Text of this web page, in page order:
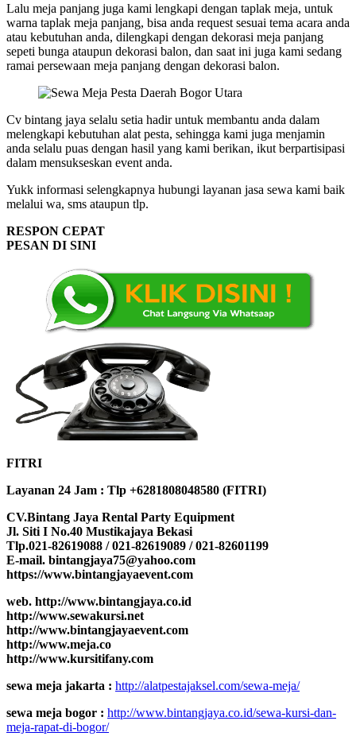
Lalu meja panjang juga kami lengkapi dengan taplak meja, untuk
warna taplak meja panjang, bisa anda request sesuai tema acara anda
atau kebutuhan anda, dilengkapi dengan dekorasi meja panjang
sepeti bunga ataupun dekorasi balon, dan saat ini juga kami sedang
ramai persewaan meja panjang dengan dekorasi balon.
Cv bintang jaya selalu setia hadir untuk membantu anda dalam
melengkapi kebutuhan alat pesta, sehingga kami juga menjamin
anda selalu puas dengan hasil yang kami berikan, ikut berpartisipasi
dalam mensukseskan event anda.
Yukk informasi selengkapnya hubungi layanan jasa sewa kami baik
melalui wa, sms ataupun tlp.
RESPON CEPAT
PESAN DI SINI
FITRI
Layanan 24 Jam : Tlp +6281808048580 (FITRI)
CV.Bintang Jaya Rental Party Equipment
Jl. Siti I No.40 Mustikajaya Bekasi
Tlp.021-82619088 / 021-82619089 / 021-82601199
E-mail. bintangjaya75@yahoo.com
https://www.bintangjayaevent.com
web. http://www.bintangjaya.co.id
http://www.sewakursi.net
http://www.bintangjayaevent.com
http://www.meja.co
http://www.kursitifany.com
sewa meja jakarta : http://alatpestajaksel.com/sewa-meja/
sewa meja bogor : http://www.bintangjaya.co.id/sewa-kursi-dan-
meja-rapat-di-bogor/